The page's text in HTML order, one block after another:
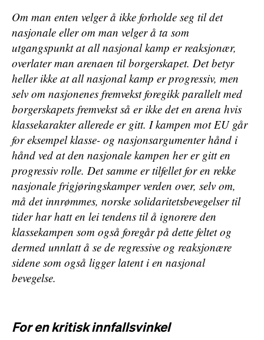
Om man enten velger å ikke forholde seg til det
nasjonale eller om man velger å ta som
utgangspunkt at all nasjonal kamp er reaksjonær,
overlater man arenaen til borgerskapet. Det betyr
heller ikke at all nasjonal kamp er progressiv, men
selv om nasjonenes fremvekst foregikk parallelt med
borgerskapets fremvekst så er ikke det en arena hvis
klassekarakter allerede er gitt. I kampen mot EU går
for eksempel klasse- og nasjonsargumenter hånd i
hånd ved at den nasjonale kampen her er gitt en
progressiv rolle. Det samme er tilfellet for en rekke
nasjonale frigjøringskamper verden over, selv om,
må det innrømmes, norske solidaritetsbevegelser til
tider har hatt en lei tendens til å ignorere den
klassekampen som også foregår på dette feltet og
dermed unnlatt å se de regressive og reaksjonære
sidene som også ligger latent i en nasjonal
bevegelse.
For en kritisk innfallsvinkel